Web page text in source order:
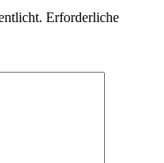
Erforderliche